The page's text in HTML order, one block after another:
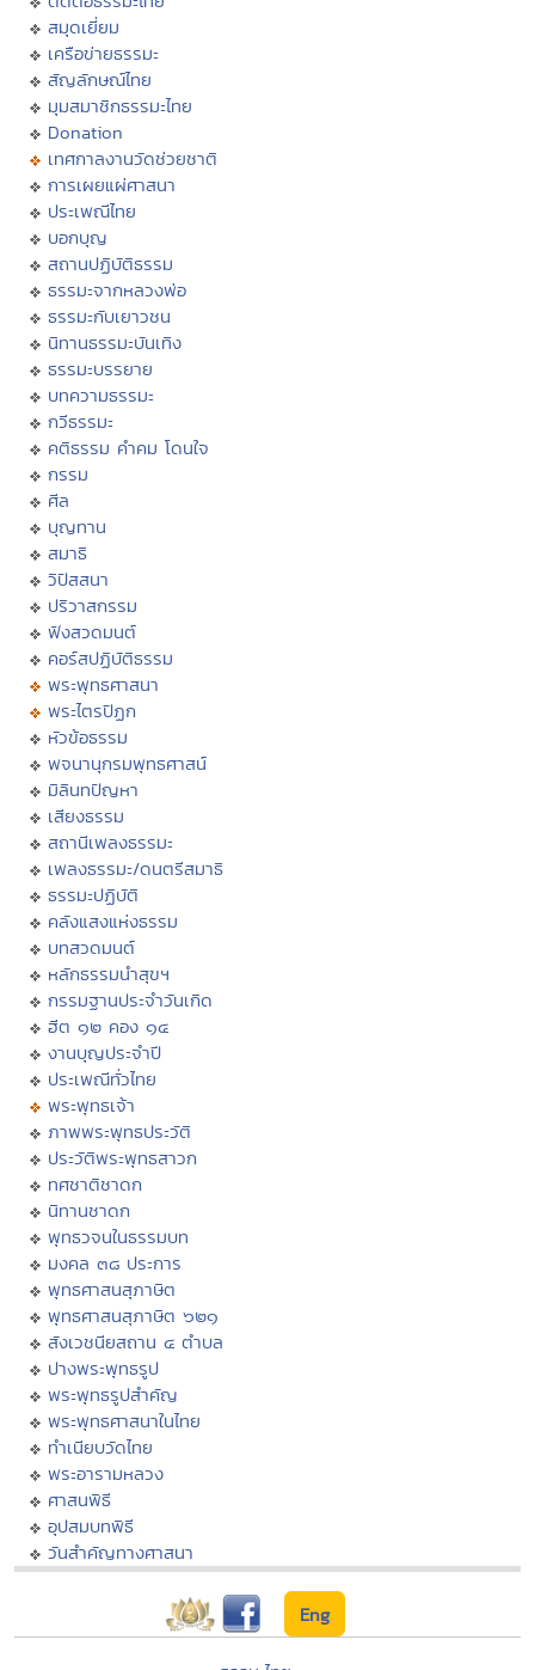
สมุดเยี่ยม
เครือข่ายธรรมะ
สัญลักษณ์ไทย
มุมสมาชิกธรรมะไทย
Donation
เทศกาลงานวัดช่วยชาติ
การเผยแผ่ศาสนา
ประเพณีไทย
บอกบุญ
สถานปฏิบัติธรรม
ธรรมะจากหลวงพ่อ
ธรรมะกับเยาวชน
นิทานธรรมะบันเทิง
ธรรมะบรรยาย
บทความธรรมะ
กวีธรรมะ
คติธรรม คำคม โดนใจ
กรรม
ศีล
บุญทาน
สมาธิ
วิปัสสนา
ปริวาสกรรม
ฟังสวดมนต์
คอร์สปฏิบัติธรรม
พระพุทธศาสนา
พระไตรปิฏก
หัวข้อธรรม
พจนานุกรมพุทธศาสน์
มิลินทปัญหา
เสียงธรรม
สถานีเพลงธรรมะ
เพลงธรรมะ/ดนตรีสมาธิ
ธรรมะปฏิบัติ
คลังแสงแห่งธรรม
บทสวดมนต์
หลักธรรมนำสุขฯ
กรรมฐานประจำวันเกิด
ฮีต ๑๒ คอง ๑๔
งานบุญประจำปี
ประเพณีทั่วไทย
พระพุทธเจ้า
ภาพพระพุทธประวัติ
ประวัติพระพุทธสาวก
ทศชาติชาดก
นิทานชาดก
พุทธวจนในธรรมบท
มงคล ๓๘ ประการ
พุทธศาสนสุภาษิต
พุทธศาสนสุภาษิต ๖๒๑
สังเวชนียสถาน ๔ ตำบล
ปางพระพุทธรูป
พระพุทธรูปสำคัญ
พระพุทธศาสนาในไทย
ทำเนียบวัดไทย
พระอารามหลวง
ศาสนพิธี
อุปสมบทพิธี
วันสำคัญทางศาสนา
Eng